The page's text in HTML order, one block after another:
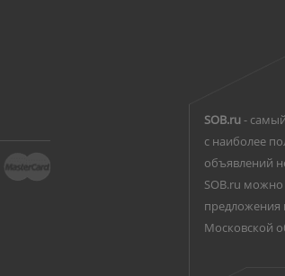
SOB.ru-
с наиболее
объявлений
SOB.ru можно
Московской